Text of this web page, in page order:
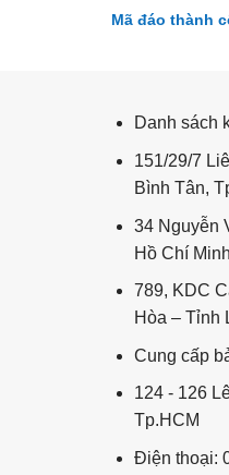
Mã đáo thành
Danh sách
151/29/7
Bình Tân,
34 Nguyễn
Hồ Chí
789, KDC
Hòa – Tỉnh
Cung cấp
124 - 126
Tp.HCM
Điện thoại: